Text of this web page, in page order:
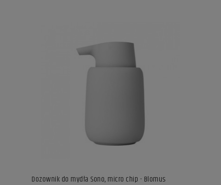
Dozownik do mydła Sono, micro chip - Blomus